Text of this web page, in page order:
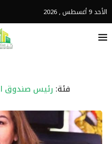
الأحد 9 أغسطس , 2026
فئة: رئيس صندوق